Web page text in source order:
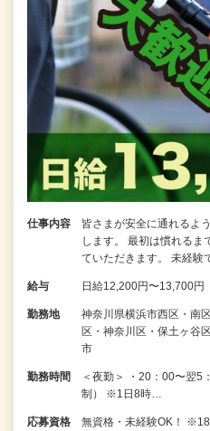
仕事内容
皆さまが安全に通れるよ
します。 最初は慣れるま
ていただきます。 未経験
給与 日給12,200円〜13,700円
勤務地
神奈川県横浜市西区・南
区・神奈川区・保土ヶ谷
市
勤務時間
＜夜勤＞ ・20：00〜翌5
制） ※1日8時…
応募資格
無資格・未経験OK！